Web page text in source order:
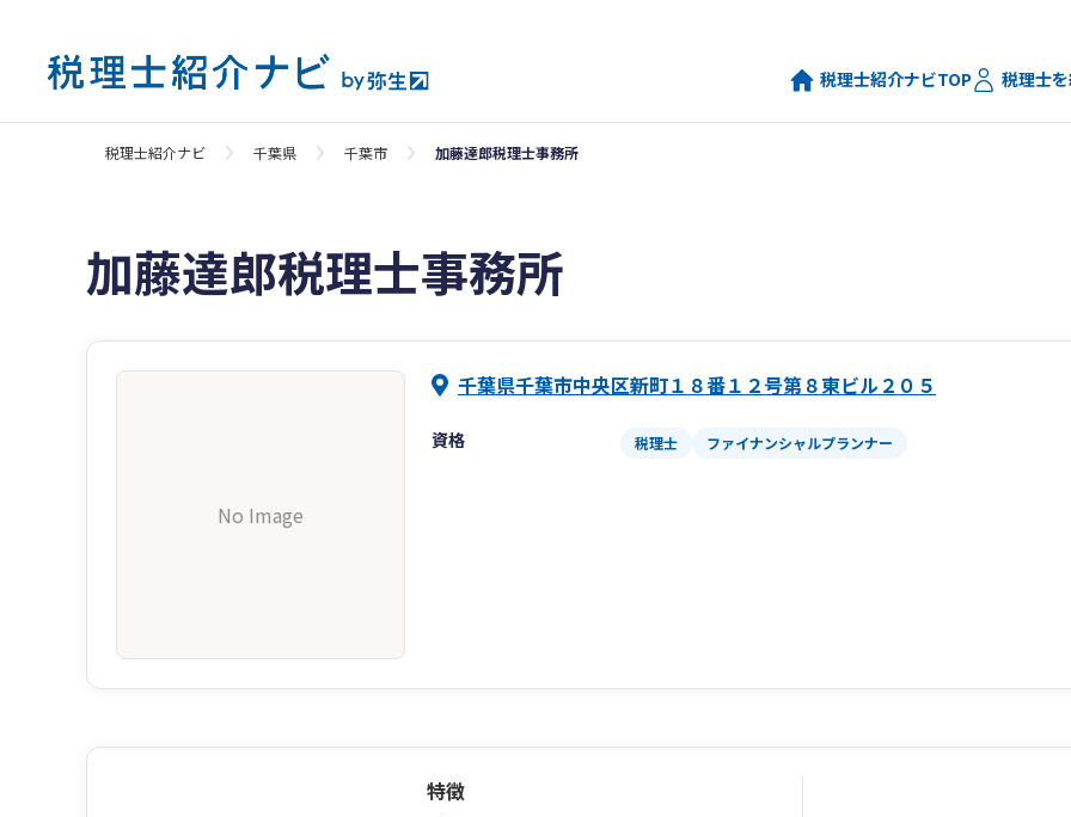
税理士紹介ナビTOP 税理士
税理士紹介ナビ 千葉県 千葉市 加藤達郎税理士事務所
加藤達郎税理士事務所
No Image
千葉県千葉市中央区新町１８番１２号第８東ビル２０５
資格 税理士 ファイナンシャルプランナー
特徴